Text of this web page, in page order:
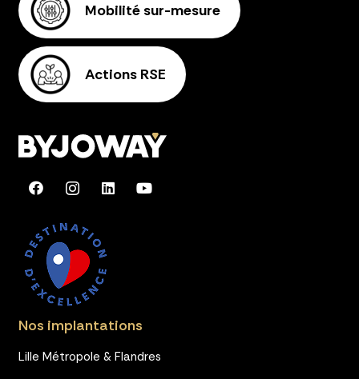
Mobilité sur-mesure
Actions RSE
Nos implantations
Lille Métropole & Flandres